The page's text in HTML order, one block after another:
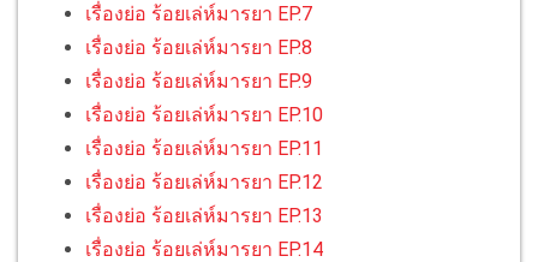
เรื่องย่อ ร้อยเล่ห์มารยา EP.7
เรื่องย่อ ร้อยเล่ห์มารยา EP.8
เรื่องย่อ ร้อยเล่ห์มารยา EP.9
เรื่องย่อ ร้อยเล่ห์มารยา EP.10
เรื่องย่อ ร้อยเล่ห์มารยา EP.11
เรื่องย่อ ร้อยเล่ห์มารยา EP.12
เรื่องย่อ ร้อยเล่ห์มารยา EP.13
เรื่องย่อ ร้อยเล่ห์มารยา EP.14